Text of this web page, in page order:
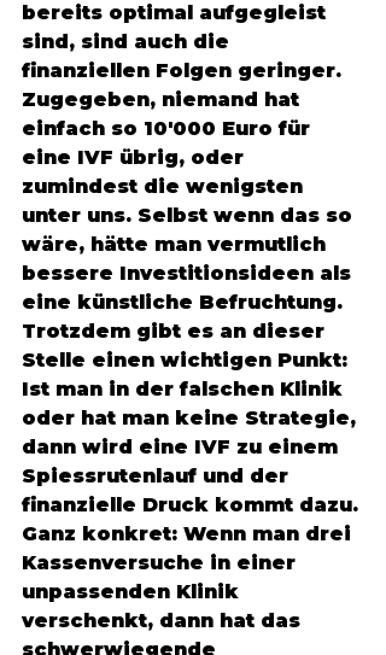
bereits optimal aufgegleist
sind, sind auch die
finanziellen Folgen geringer.
Zugegeben, niemand hat
einfach so 10'000 Euro für
eine IVF übrig, oder
zumindest die wenigsten
unter uns. Selbst wenn das so
wäre, hätte man vermutlich
bessere Investitionsideen als
eine künstliche Befruchtung.
Trotzdem gibt es an dieser
Stelle einen wichtigen Punkt:
Ist man in der falschen Klinik
oder hat man keine Strategie,
dann wird eine IVF zu einem
Spiessrutenlauf und der
finanzielle Druck kommt dazu.
Ganz konkret: Wenn man drei
Kassenversuche in einer
unpassenden Klinik
verschenkt, dann hat das
schwerwiegende